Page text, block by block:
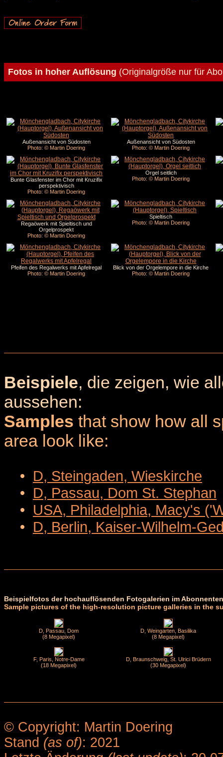
Fotos in hoher Auflösung (Originalgröße nur für
Außenansicht von Südosten
Photo: © Martin Doering
Außenansicht von Südosten
Photo: © Martin Doering
Bunte Glasfenster im Chor mit Kruzifix
perspektivisch
Photo: © Martin Doering
Orgel seitlich
Photo: © Martin Doering
Regaöwerk mit Spieltisch und
Orgelprospekt
Photo: © Martin Doering
Spieltisch
Photo: © Martin Doering
Pfeifen des Regalwerks mit Apfelregal
Photo: © Martin Doering
Blick von der Orgelempore in die Kirche
Photo: © Martin Doering
Beispiele, die zeigen, wie
aussehen:
Samples that show how all
area look like:
• D, Steingaden, Wieskirche
• D, Passau, Dom St. Stephan
• USA, Philadelphia, Macy's
• D, Berlin, Kaiser-Wilhelm-
Beispielfotos der hochauflösenden Fotogalerien im
Sample pictures of the high-resolution picture galleries in the
D, Passau, Dom
(8 Megapixel)
D, Weingarten, Basilika
(8 Megapixel)
F, Paris, Notre-Dame
(18 Megapixel)
D, Braunschweig, St. Ulrici Brüdern
(30 Megapixel)
© Copyright: Martin Doering
Stand (as of): 2021